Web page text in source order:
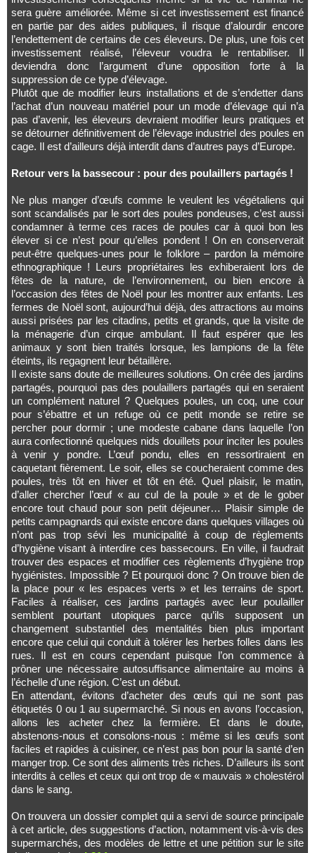
sera guère améliorée. Même si cet investissement est financé
en partie par des aides publiques, il risque d’alourdir encore
l’endettement de certains de ces éleveurs. De plus, une fois cet
investissement réalisé, l’éleveur voudra le rentabiliser. Il
deviendra donc l’argument d’une opposition forte à la
suppression de ce type d’élevage.
Plutôt que de modifier leurs installations et de s’endetter dans
l’achat d’un nouveau matériel pour un mode d’élevage qui n’a
pas d’avenir, les éleveurs devraient modifier leurs pratiques et
se détourner définitivement de l’élevage industriel des poules en
cage. Il est d’ailleurs déjà interdit dans d’autres pays d’Europe.
Retour vers la bassecour : pour des poulaillers partagés !
Ne plus manger d’œufs comme le veulent les végétaliens qui
sont scandalisés par le sort des poules pondeuses, c’est aussi
condamner à terme ces races de poules car à quoi bon les
élever si ce n’est pour qu’elles pondent ! On en conserverait
peut-être quelques-unes pour le folklore – pardon la mémoire
ethnographique ! Leurs propriétaires les exhiberaient lors de
fêtes de la nature, de l’environnement, ou bien encore à
l’occasion des fêtes de Noël pour les montrer aux enfants. Les
fermes de Noël sont, aujourd’hui déjà, des attractions au moins
aussi prisées par les citadins, petits et grands, que la visite de
la ménagerie d’un cirque ambulant. Il faut espérer que les
animaux y sont bien traités lorsque, les lampions de la fête
éteints, ils regagnent leur bétaillère.
Il existe sans doute de meilleures solutions. On crée des jardins
partagés, pourquoi pas des poulaillers partagés qui en seraient
un complément naturel ? Quelques poules, un coq, une cour
pour s’ébattre et un refuge où ce petit monde se retire se
percher pour dormir ; une modeste cabane dans laquelle l’on
aura confectionné quelques nids douillets pour inciter les poules
à venir y pondre. L’œuf pondu, elles en ressortiraient en
caquetant fièrement. Le soir, elles se coucheraient comme des
poules, très tôt en hiver et tôt en été. Quel plaisir, le matin,
d’aller chercher l’œuf « au cul de la poule » et de le gober
encore tout chaud pour son petit déjeuner… Plaisir simple de
petits campagnards qui existe encore dans quelques villages où
n’ont pas trop sévi les municipalité à coup de règlements
d’hygiène visant à interdire ces bassecours. En ville, il faudrait
trouver des espaces et modifier ces règlements d’hygiène trop
hygiénistes. Impossible ? Et pourquoi donc ? On trouve bien de
la place pour « les espaces verts » et les terrains de sport.
Faciles à réaliser, ces jardins partagés avec leur poulailler
semblent pourtant utopiques parce qu’ils supposent un
changement substantiel des mentalités bien plus important
encore que celui qui conduit à tolérer les herbes folles dans les
rues. Il est en cours cependant puisque l’on commence à
prôner une nécessaire autosuffisance alimentaire au moins à
l’échelle d’une région. C’est un début.
En attendant, évitons d’acheter des œufs qui ne sont pas
étiquetés 0 ou 1 au supermarché. Si nous en avons l’occasion,
allons les acheter chez la fermière. Et dans le doute,
abstenons-nous et consolons-nous : même si les œufs sont
faciles et rapides à cuisiner, ce n’est pas bon pour la santé d’en
manger trop. Ce sont des aliments très riches. D’ailleurs ils sont
interdits à celles et ceux qui ont trop de « mauvais » cholestérol
dans le sang.
On trouvera un dossier complet qui a servi de source principale
à cet article, des suggestions d’action, notamment vis-à-vis des
supermarchés, des modèles de lettre et une pétition sur le site